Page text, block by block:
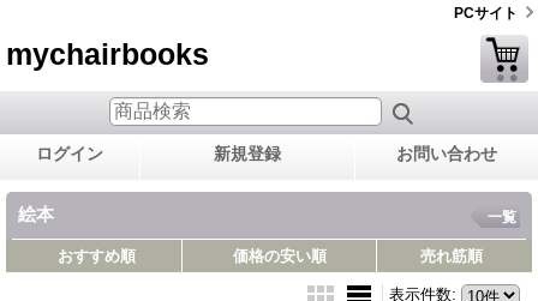
PCサイト
mychairbooks
ログイン 新規登録 お問い合わせ
絵本 一覧
おすすめ順 価格の安い順 売れ筋順
表示件数: